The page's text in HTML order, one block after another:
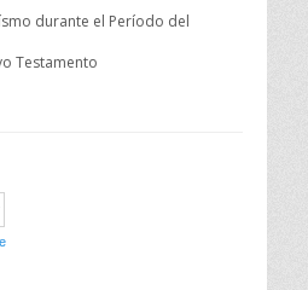
durante el Período del
Testamento